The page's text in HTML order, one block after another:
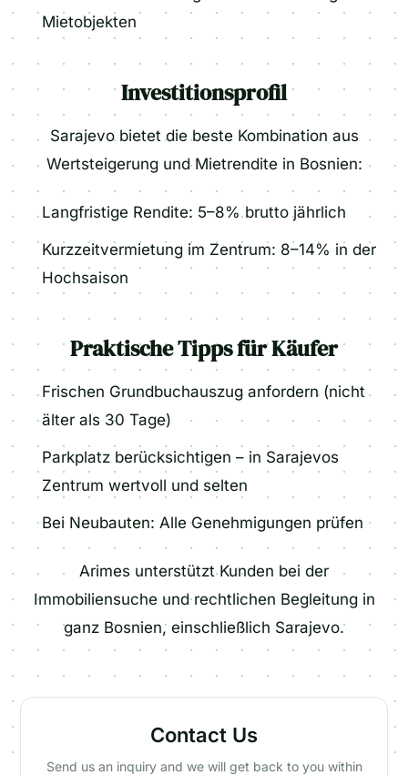
Mietobjekten
Investitionsprofil
Sarajevo bietet die beste Kombination aus
Wertsteigerung und Mietrendite in Bosnien:
Langfristige Rendite: 5–8% brutto jährlich
Kurzzeitvermietung im Zentrum: 8–14% in der
Hochsaison
Praktische Tipps für Käufer
Frischen Grundbuchauszug anfordern (nicht
älter als 30 Tage)
Parkplatz berücksichtigen – in Sarajevos
Zentrum wertvoll und selten
Bei Neubauten: Alle Genehmigungen prüfen
Arimes unterstützt Kunden bei der
Immobiliensuche und rechtlichen Begleitung in
ganz Bosnien, einschließlich Sarajevo.
Contact Us
Send us an inquiry and we will get back to you within